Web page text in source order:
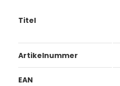
Titel
Artikelnummer
EAN